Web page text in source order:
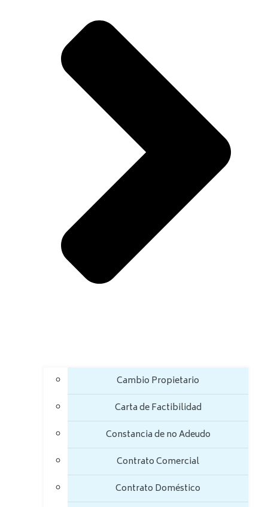
Cambio Propietario
Carta de Factibilidad
Constancia de no Adeudo
Contrato Comercial
Contrato Doméstico